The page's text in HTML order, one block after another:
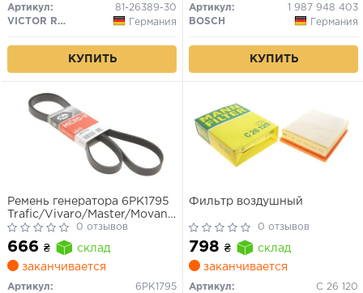
Артикул:
81-26389-30
VICTOR REINZ
Германия
КУПИТЬ
Артикул:
1 987 948 403
BOSCH
Германия
КУПИТЬ
Ремень генератора 6PK1795
Trafic/Vivaro/Master/Movano
1.9DTI/dCi 01- ALT, PS, AC
0 отзывов
666 ₴
склад
заканчивается
Артикул:
6PK1795
Фильтр воздушный
0 отзывов
798 ₴
склад
заканчивается
Артикул:
C 26 120